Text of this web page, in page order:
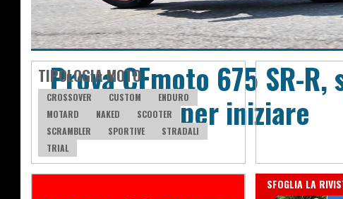
Prova CFmoto 675 SR-
tre cilindri per iniziare
TIPOLOGIA MOTO
CROSSOVER CUSTOM
ENDURO
MOTARD
NAKED
SCOOTER
SCRAMBLER
SPORTIVE
STRADALI
TRIAL
IN EDICOLA
SFOGLIA LA